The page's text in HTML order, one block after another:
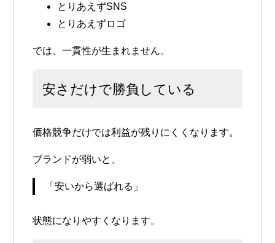
とりあえずSNS
とりあえずロゴ
では、一貫性が生まれません。
安さだけで勝負している
価格競争だけでは利益が残りにくくなります。
ブランドが弱いと、
「安いから選ばれる」
状態になりやすくなります。